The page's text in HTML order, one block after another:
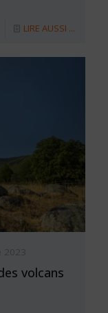
LIRE AUSSI ...
2023
volcans